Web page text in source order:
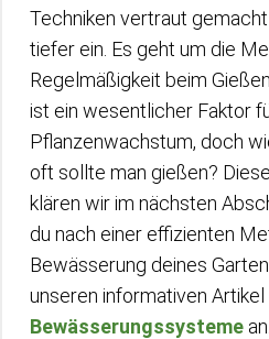
Techniken vertraut
tiefer ein. Es geht um die
Regelmäßigkeit beim
ist ein wesentlicher Faktor
Pflanzenwachstum, doch
oft sollte man gießen?
klären wir im nächsten
du nach einer effizienten
Bewässerung deines
unseren informativen
Bewässerungssysteme an.